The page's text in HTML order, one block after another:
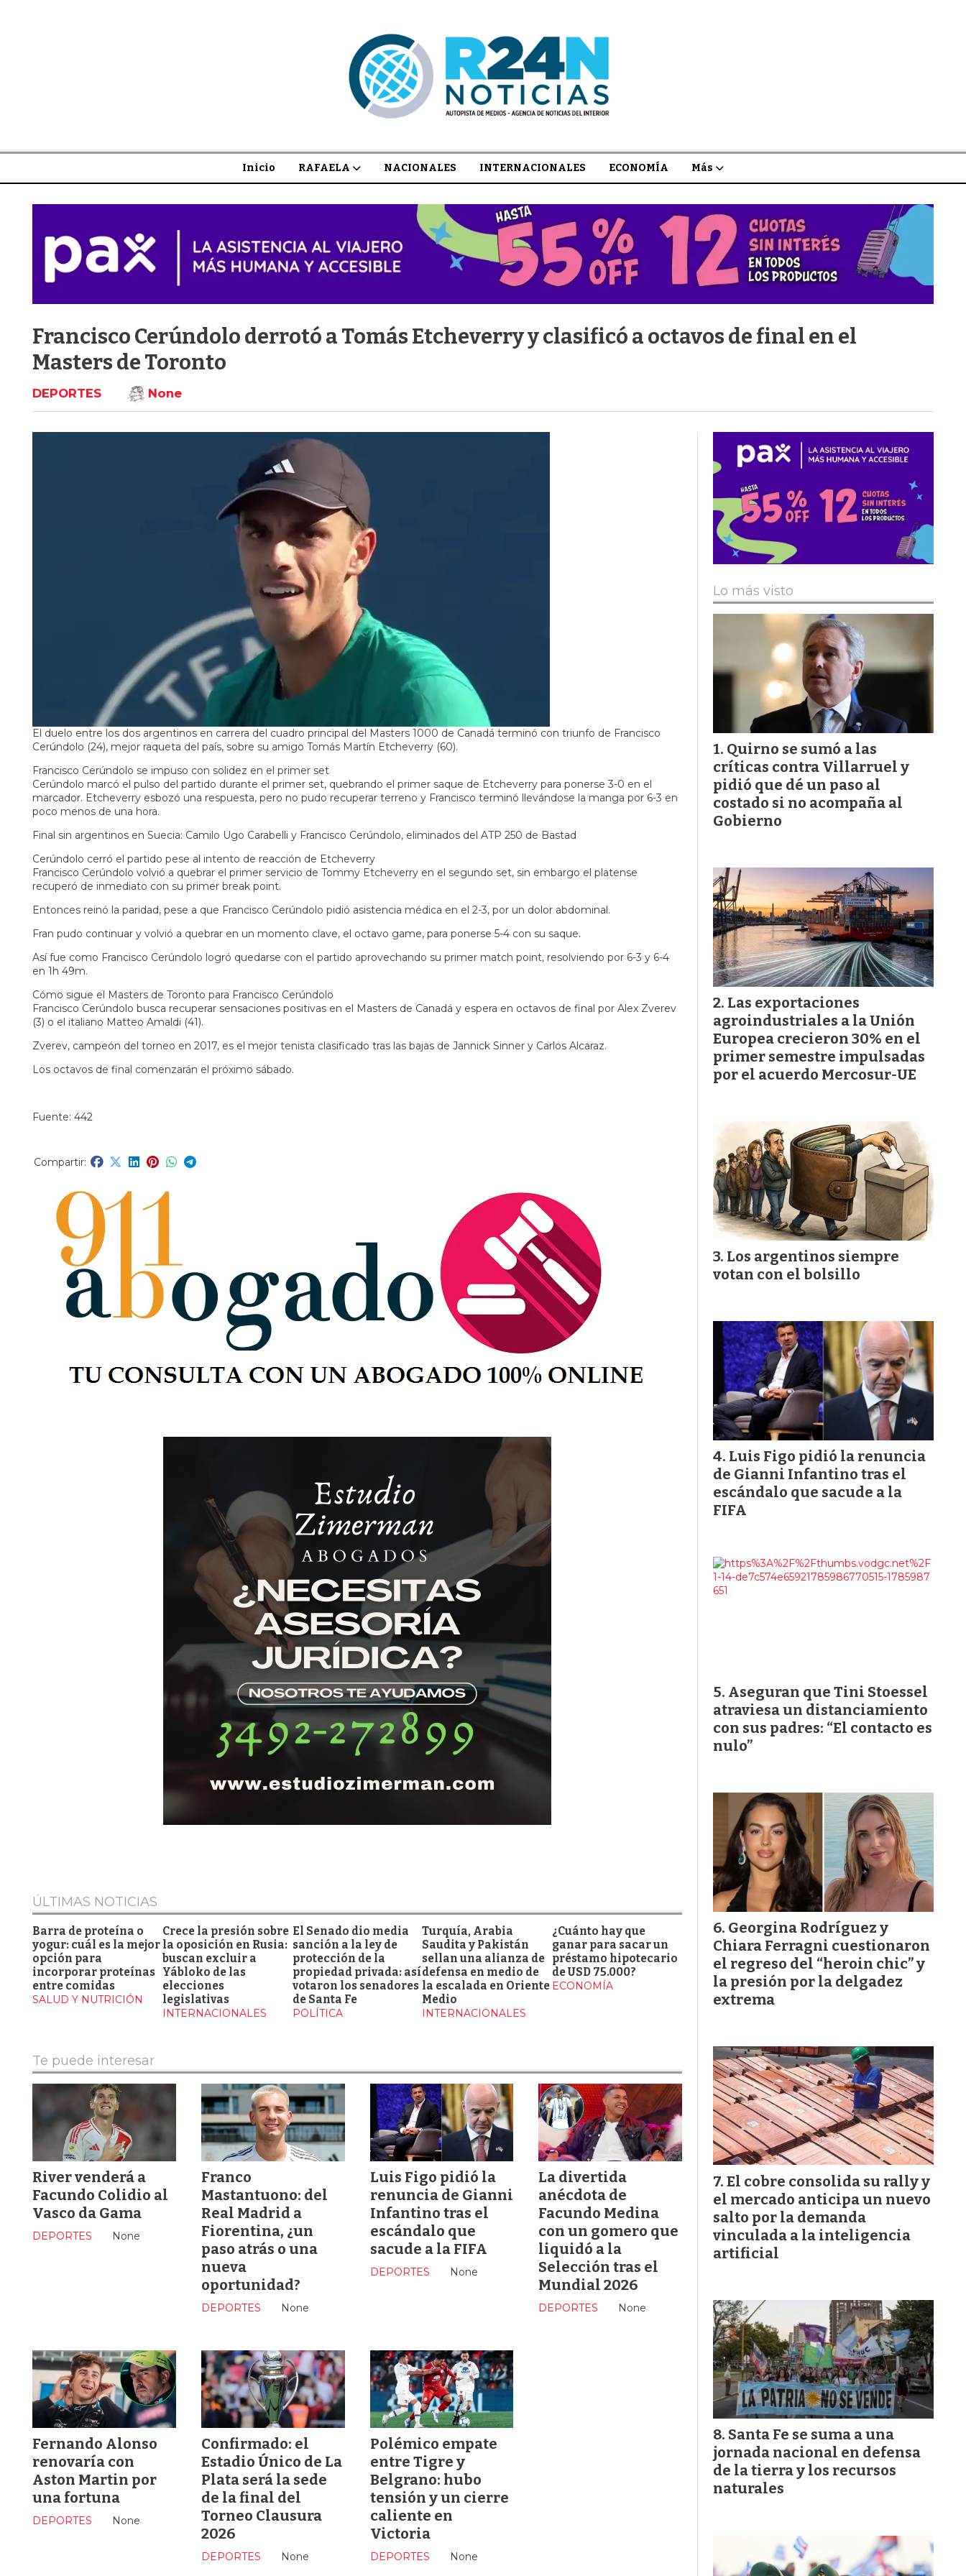
Inicio RAFAELA NACIONALES INTERNACIONALES ECONOMÍA Más
Francisco Cerúndolo derrotó a Tomás Etcheverry y clasificó a octavos de final en el
Masters de Toronto
DEPORTES None
El duelo entre los dos argentinos en carrera del cuadro principal del Masters 1000 de Canadá terminó con triunfo de Francisco
Cerúndolo (24), mejor raqueta del país, sobre su amigo Tomás Martín Etcheverry (60).
Francisco Cerúndolo se impuso con solidez en el primer set
Cerúndolo marcó el pulso del partido durante el primer set, quebrando el primer saque de Etcheverry para ponerse 3-0 en el
marcador. Etcheverry esbozó una respuesta, pero no pudo recuperar terreno y Francisco terminó llevándose la manga por 6-3 en
poco menos de una hora.
Final sin argentinos en Suecia: Camilo Ugo Carabelli y Francisco Cerúndolo, eliminados del ATP 250 de Bastad
Cerúndolo cerró el partido pese al intento de reacción de Etcheverry
Francisco Cerúndolo volvió a quebrar el primer servicio de Tommy Etcheverry en el segundo set, sin embargo el platense
recuperó de inmediato con su primer break point.
Entonces reinó la paridad, pese a que Francisco Cerúndolo pidió asistencia médica en el 2-3, por un dolor abdominal.
Fran pudo continuar y volvió a quebrar en un momento clave, el octavo game, para ponerse 5-4 con su saque.
Así fue como Francisco Cerúndolo logró quedarse con el partido aprovechando su primer match point, resolviendo por 6-3 y 6-4
en 1h 49m.
Cómo sigue el Masters de Toronto para Francisco Cerúndolo
Francisco Cerúndolo busca recuperar sensaciones positivas en el Masters de Canadá y espera en octavos de final por Alex Zverev
(3) o el italiano Matteo Amaldi (41).
Zverev, campeón del torneo en 2017, es el mejor tenista clasificado tras las bajas de Jannick Sinner y Carlos Alcaraz.
Los octavos de final comenzarán el próximo sábado.
Fuente: 442
ÚLTIMAS NOTICIAS
Barra de proteína o
yogur: cuál es la mejor
opción para
incorporar proteínas
entre comidas
SALUD Y NUTRICIÓN
Crece la presión sobre
la oposición en Rusia:
buscan excluir a
Yábloko de las
elecciones
legislativas
INTERNACIONALES
El Senado dio media
sanción a la ley de
protección de la
propiedad privada: así
votaron los senadores
de Santa Fe
POLÍTICA
Turquía, Arabia
Saudita y Pakistán
sellan una alianza de
defensa en medio de
la escalada en Oriente
Medio
INTERNACIONALES
¿Cuánto hay que
ganar para sacar un
préstamo hipotecario
de USD 75.000?
ECONOMÍA
Te puede interesar
River venderá a
Facundo Colidio al
Vasco da Gama
None
DEPORTES
Franco
Mastantuono: del
Real Madrid a
Fiorentina, ¿un
paso atrás o una
nueva
oportunidad?
None
DEPORTES
Luis Figo pidió la
renuncia de Gianni
Infantino tras el
escándalo que
sacude a la FIFA
None
DEPORTES
La divertida
anécdota de
Facundo Medina
con un gomero que
liquidó a la
Selección tras el
Mundial 2026
None
DEPORTES
Fernando Alonso
renovaría con
Aston Martin por
una fortuna
None
DEPORTES
Confirmado: el
Estadio Único de La
Plata será la sede
de la final del
Torneo Clausura
2026
None
DEPORTES
Polémico empate
entre Tigre y
Belgrano: hubo
tensión y un cierre
caliente en
Victoria
None
DEPORTES
Lo más visto
Quirno se sumó a las
críticas contra Villarruel y
pidió que dé un paso al
costado si no acompaña al
Gobierno
Las exportaciones
agroindustriales a la Unión
Europea crecieron 30% en el
primer semestre impulsadas
por el acuerdo Mercosur-UE
Los argentinos siempre
votan con el bolsillo
Luis Figo pidió la renuncia
de Gianni Infantino tras el
escándalo que sacude a la
FIFA
Aseguran que Tini Stoessel
atraviesa un distanciamiento
con sus padres: “El contacto es
nulo”
Georgina Rodríguez y
Chiara Ferragni cuestionaron
el regreso del “heroin chic” y
la presión por la delgadez
extrema
El cobre consolida su rally y
el mercado anticipa un nuevo
salto por la demanda
vinculada a la inteligencia
artificial
Santa Fe se suma a una
jornada nacional en defensa
de la tierra y los recursos
naturales